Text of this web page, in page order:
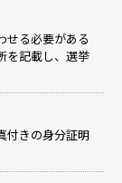
せる必要がある
を記載し、選挙
付きの身分証明